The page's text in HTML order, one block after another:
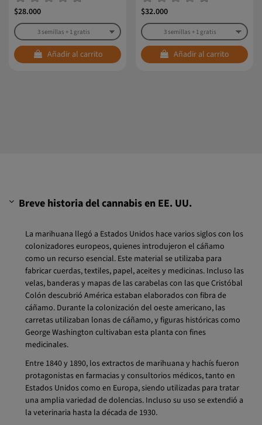
$28.000
Añadir al carrito
$32.000
Añadir al carrito
Breve historia del cannabis en EE. UU.
La marihuana llegó a Estados Unidos hace varios siglos con los
colonizadores europeos, quienes introdujeron el cáñamo
como un recurso esencial. Este material se utilizaba para
fabricar cuerdas, textiles, papel, aceites y medicinas. Incluso las
velas, banderas y mapas de las carabelas con las que Cristóbal
Colón descubrió América estaban elaborados con fibra de
cáñamo. Durante la colonización del oeste americano, las
carretas utilizaban lonas de cáñamo, y figuras históricas como
George Washington cultivaban esta planta con fines
medicinales.
Entre 1840 y 1890, los extractos de marihuana y hachís fueron
protagonistas en farmacias y consultorios médicos, tanto en
Estados Unidos como en Europa, siendo utilizadas para tratar
una amplia variedad de dolencias. Incluso su uso se extendió a
la veterinaria hasta la década de 1930.